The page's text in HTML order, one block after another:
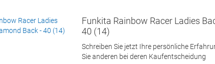
Funkita Rainbow Racer Ladies
40 (14)
Schreiben Sie jetzt Ihre persönliche
Sie anderen bei deren Kaufentscheidung